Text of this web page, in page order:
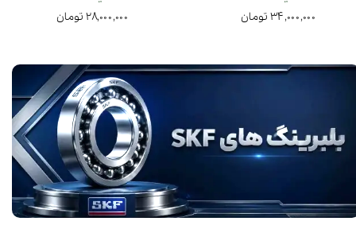
۳۴,۰۰۰,۰۰۰ تومان ۲۸,۰۰۰,۰۰۰ تومان